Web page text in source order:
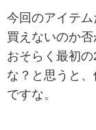
今回のアイテ
買えないのか否
おそらく最初
な？と思うと
ですな。